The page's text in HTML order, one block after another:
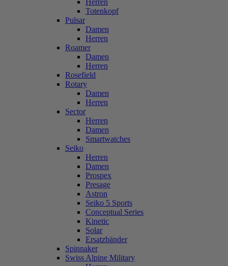
Herren
Totenkopf
Pulsar
Damen
Herren
Roamer
Damen
Herren
Rosefield
Rotary
Damen
Herren
Sector
Herren
Damen
Smartwatches
Seiko
Herren
Damen
Prospex
Presage
Astron
Seiko 5 Sports
Conceptual Series
Kinetic
Solar
Ersatzbänder
Spinnaker
Swiss Alpine Military